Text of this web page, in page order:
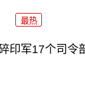
最热
印军17个司令